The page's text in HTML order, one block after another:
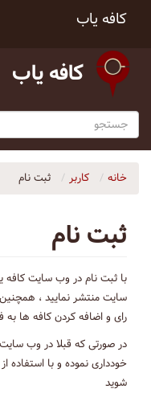
کافه یاب
کافه یاب
خانه کاربر ثبت نام
ثبت نام
با ثبت نام در وب سایت کافه
سایت منتشر نمایید ،
رای و اضافه کردن کافه ها
در صورتی که قبلا در وب
خودداری نموده و با استفاده
شوید